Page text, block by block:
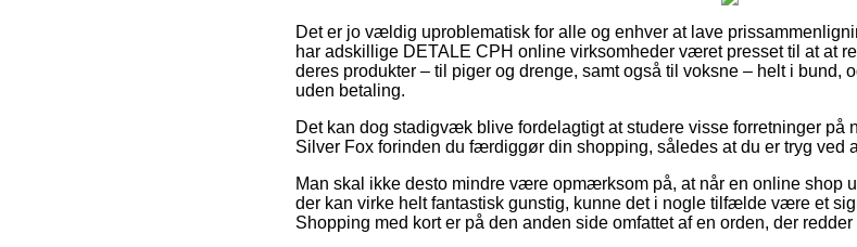
Det er jo vældig uproblematisk for alle og enhver at lave
har adskillige DETALE CPH online virksomheder været presset til at at
deres produkter – til piger og drenge, samt også til voksne – helt i bund,
uden betaling.
Det kan dog stadigvæk blive fordelagtigt at studere visse forretninger på
Silver Fox forinden du færdiggør din shopping, således at du er tryg ved
Man skal ikke desto mindre være opmærksom på, at når en online shop
der kan virke helt fantastisk gunstig, kunne det i nogle tilfælde være et
Shopping med kort er på den anden side omfattet af en orden, der